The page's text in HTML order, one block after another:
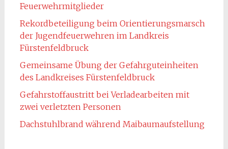
Feuerwehrmitglieder
Rekordbeteiligung beim Orientierungsmarsch
der Jugendfeuerwehren im Landkreis
Fürstenfeldbruck
Gemeinsame Übung der Gefahrguteinheiten
des Landkreises Fürstenfeldbruck
Gefahrstoffaustritt bei Verladearbeiten mit
zwei verletzten Personen
Dachstuhlbrand während Maibaumaufstellung